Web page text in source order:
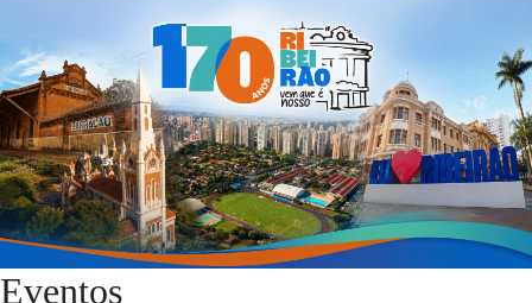
Eventos